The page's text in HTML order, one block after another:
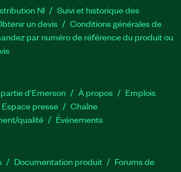
NI
Suivi et historique des
un devis
Conditions générales de
par numéro de référence du produit ou
d'Emerson À propos
Emplois
Espace presse
Chaîne
qualité
Événements
Documentation produit
Forums de